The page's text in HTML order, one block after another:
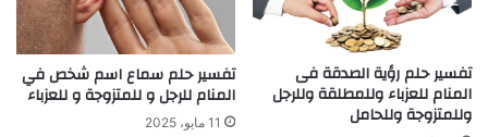
تفسير حلم رؤية الصدقة فى
المنام للعزباء وللمطلقة وللرجل
وللمتزوجة وللحامل
تفسير حلم سماع اسم شخص في
المنام للرجل و للمتزوجة و للعزباء
11 مايو، 2025